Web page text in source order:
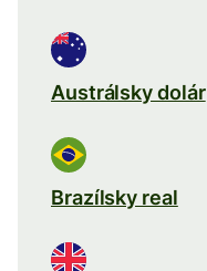
Austrálsky dolár
Brazílsky real